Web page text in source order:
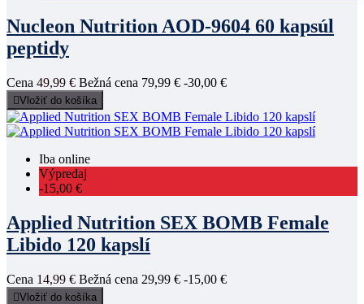
Nucleon Nutrition AOD-9604 60 kapsúl
peptidy
Cena 49,99 € Bežná cena 79,99 € -30,00 €
Vložiť do košíka
Iba online
Výpredaj
-15,00 €
Applied Nutrition SEX BOMB Female
Libido 120 kapslí
Cena 14,99 € Bežná cena 29,99 € -15,00 €
Vložiť do košíka